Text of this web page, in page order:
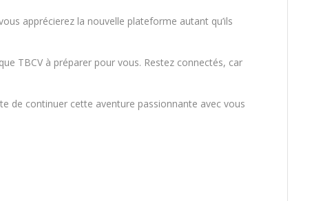
apprécierez la nouvelle plateforme autant qu’ils
TBCV à préparer pour vous. Restez connectés, car
de continuer cette aventure passionnante avec vous